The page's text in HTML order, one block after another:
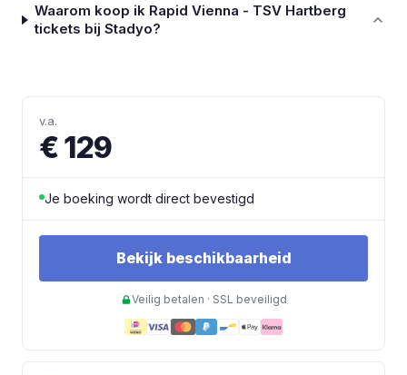
Waarom koop ik Rapid Vienna - TSV Hartberg
tickets bij Stadyo?
v.a.
€ 129
Je boeking wordt direct bevestigd
Bekijk beschikbaarheid
Veilig betalen · SSL beveiligd